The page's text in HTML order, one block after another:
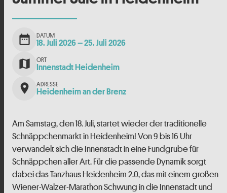
date_range DATUM
18. Juli 2026– 25. Juli 2026
map ORT
Innenstadt Heidenheim
place ADRESSE
Heidenheim an der Brenz
Am Samstag, den 18. Juli, startet wieder der traditionelle
Schnäppchenmarkt in Heidenheim! Von 9 bis 16 Uhr
verwandelt sich die Innenstadt in eine Fundgrube für
Schnäppchen aller Art. Für die passende Dynamik sorgt
dabei das Tanzhaus Heidenheim 2.0, das mit einem großen
Wiener-Walzer-Marathon Schwung in die Innenstadt und